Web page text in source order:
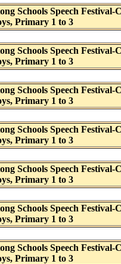
Schools Speech Festival-
Primary 1 to 3
Schools Speech Festival-
Primary 1 to 3
Schools Speech Festival-
Primary 1 to 3
Schools Speech Festival-
Primary 1 to 3
Schools Speech Festival-
Primary 1 to 3
Schools Speech Festival-
Primary 1 to 3
Schools Speech Festival-
Primary 1 to 3